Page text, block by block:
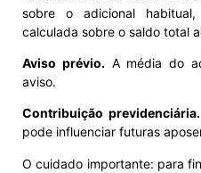
sobre o adicional
calculada sobre o saldo total
Aviso prévio.A média do
aviso.
Contribuição previdenciária.
pode influenciar futuras
O cuidado importante: para